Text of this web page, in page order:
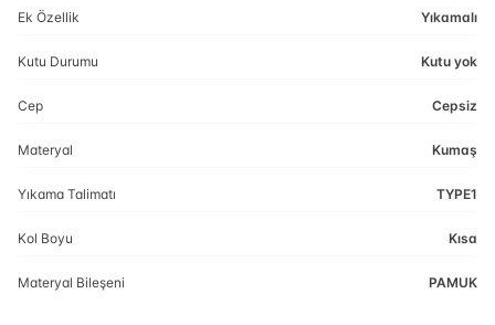
Ek Özellik Yıkamalı
Kutu Durumu Kutu yok
Cep Cepsiz
Materyal Kumaş
Yıkama Talimatı TYPE1
Kol Boyu Kısa
Materyal Bileşeni PAMUK